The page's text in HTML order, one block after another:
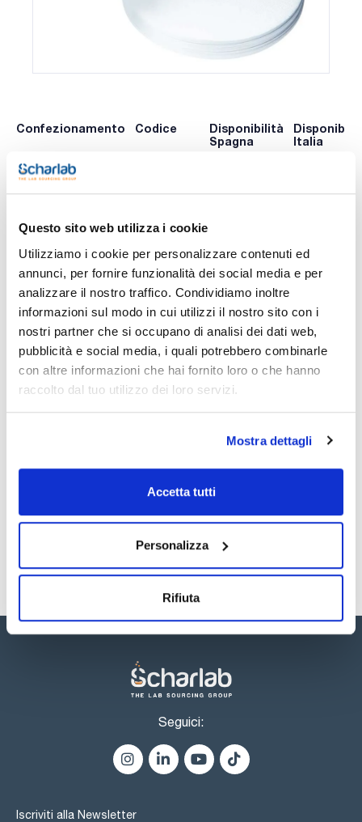
Questo sito web utilizza i cookie
Utilizziamo i cookie per personalizzare contenuti ed
annunci, per fornire funzionalità dei social media e per
analizzare il nostro traffico. Condividiamo inoltre
informazioni sul modo in cui utilizzi il nostro sito con i
nostri partner che si occupano di analisi dei dati web,
pubblicità e social media, i quali potrebbero combinarle
con altre informazioni che hai fornito loro o che hanno
raccolto dal tuo utilizzo dei loro servizi.
Mostra dettagli
Accetta tutti
Personalizza
Rifiuta
Confezionamento Codice
Disponibilità
Spagna
Italia
x 100 u.
ns.uffici
ns.uffici
Stampa pagina prodotto
Caratteristiche
Diameter (mm) : 320
Particle retention in liquid (μm) : 2,5
Pack (u.) : 100
del contenuto del campione.
Vedi di più
Documentazione tecnica
Registrati per i download
Seguici:
Iscriviti alla Newsletter